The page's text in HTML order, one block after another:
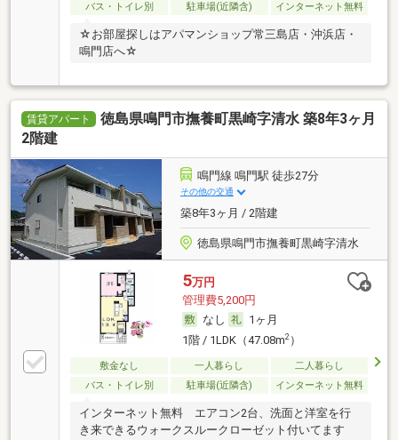
バス・トイレ別
駐車場(近隣含) インターネット無料
☆お部屋探しはアパマンショップ常三島店・沖浜店・
鳴門店へ☆
賃貸アパート
徳島県鳴門市撫養町黒崎字清水 築8年3ヶ月
2階建
鳴門線 鳴門駅 徒歩27分
その他の交通
築8年3ヶ月 / 2階建
徳島県鳴門市撫養町黒崎字清水
5万円
管理費5,200円
なし
1ヶ月
1階 / 1LDK（47.08m2）
敷金なし 一人暮らし
二人暮らし
バス・トイレ別
駐車場(近隣含) インターネット無料
インターネット無料 エアコン2台、洗面と洋室を行
き来できるウォークスルークローゼット付いてます